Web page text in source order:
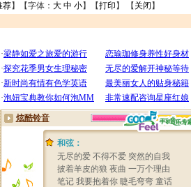
荐】【字体： 大 中 小】【打印 】 【 关闭 】